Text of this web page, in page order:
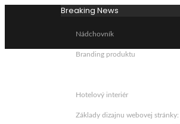
Breaking News
Nádchovník
Branding produktu
Hotelový interiér
Základy dizajnu webovej